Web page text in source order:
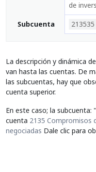
de
Subcuenta 213535
La descripción y dinámica
van hasta las cuentas. De
las subcuentas, hay que
cuenta superior.
En este caso; la
cuenta 2135 Compromisos
negociadas Dale clic para